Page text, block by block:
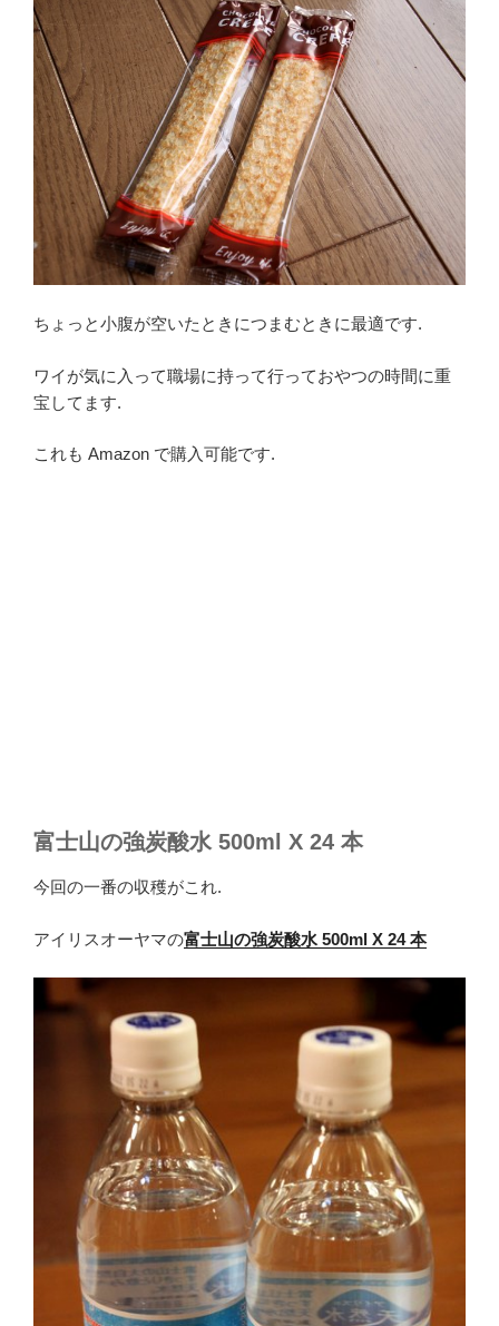
ちょっと小腹が空いたときにつまむときに最適です.
ワイが気に入って職場に持って行っておやつの時間に重
宝してます.
これも Amazon で購入可能です.
富士山の強炭酸水 500ml X 24 本
今回の一番の収穫がこれ.
アイリスオーヤマの富士山の強炭酸水 500ml X 24 本